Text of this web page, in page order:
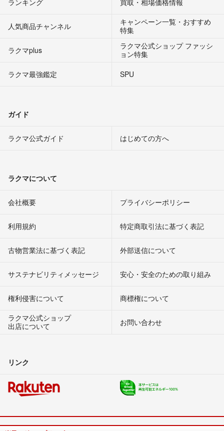
ランキング 買取・相場価格情報
人気商品チャンネル
キャンペーン一覧・おすすめ
特集
ラクマplus
ラクマ公式ショップ ファッシ
ョン特集
ラクマ最強鑑定
SPU
ガイド
ラクマ公式ガイド はじめての方へ
ラクマについて
会社概要 プライバシーポリシー
利用規約 特定商取引法に基づく表記
古物営業法に基づく表記 外部送信について
サステナビリティメッセージ 安心・安全のための取り組み
権利侵害について
商標権について
ラクマ公式ショップ
出店について
お問い合わせ
リンク